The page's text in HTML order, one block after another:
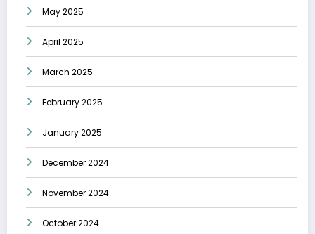
May 2025
April 2025
March 2025
February 2025
January 2025
December 2024
November 2024
October 2024